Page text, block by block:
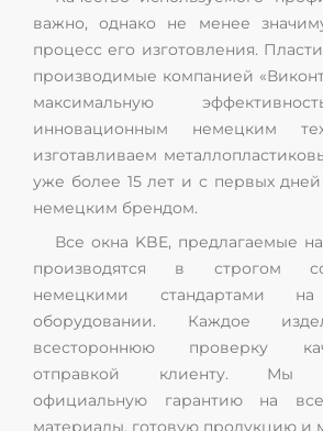
важно, однако не менее
процесс его изготовления.
производимые компанией
максимальную
инновационным немецким
изготавливаем
уже более 15 лет и с первых
немецким брендом.
Все окна KBE, предлагаемые
производятся в строгом
немецкими стандартами
оборудовании. Каждое
всестороннюю проверку
отправкой клиенту. Мы
официальную гарантию на
материалы, готовую продукцию и